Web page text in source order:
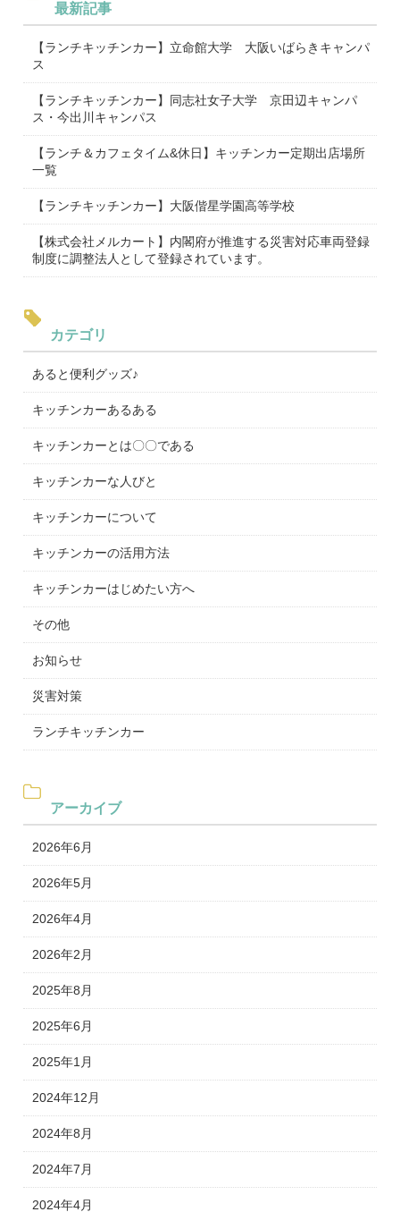
最新記事
【ランチキッチンカー】立命館大学 大阪いばらきキャンパ
ス
【ランチキッチンカー】同志社女子大学 京田辺キャンパ
ス・今出川キャンパス
【ランチ＆カフェタイム&休日】キッチンカー定期出店場所
一覧
【ランチキッチンカー】大阪偕星学園高等学校
【株式会社メルカート】内閣府が推進する災害対応車両登録
制度に調整法人として登録されています。
カテゴリ
あると便利グッズ♪
キッチンカーあるある
キッチンカーとは〇〇である
キッチンカーな人びと
キッチンカーについて
キッチンカーの活用方法
キッチンカーはじめたい方へ
その他
お知らせ
災害対策
ランチキッチンカー
アーカイブ
2026年6月
2026年5月
2026年4月
2026年2月
2025年8月
2025年6月
2025年1月
2024年12月
2024年8月
2024年7月
2024年4月